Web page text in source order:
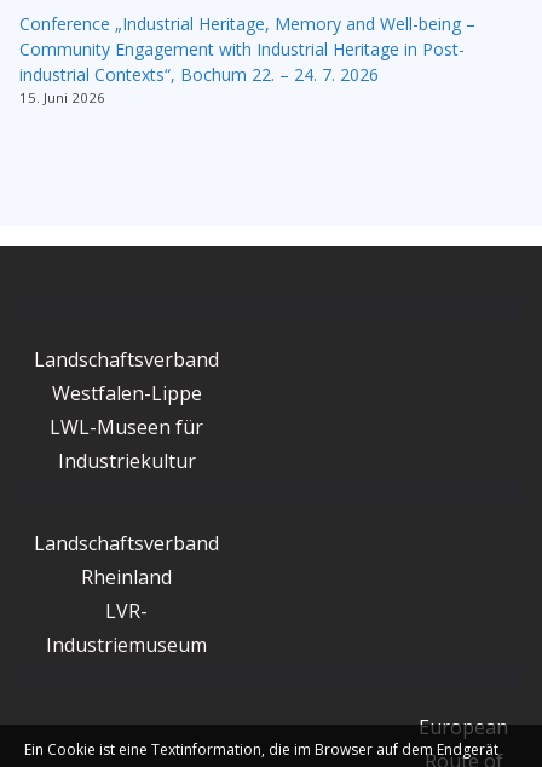
Conference „Industrial Heritage, Memory and Well-being –
Community Engagement with Industrial Heritage in Post-
industrial Contexts“, Bochum 22. – 24. 7. 2026
15. Juni 2026
Landschaftsverband
Westfalen-Lippe
LWL-Museen für
Industriekultur
Landschaftsverband
Rheinland
LVR-
Industriemuseum
European
Route of
Ein Cookie ist eine Textinformation, die im Browser auf dem Endgerät